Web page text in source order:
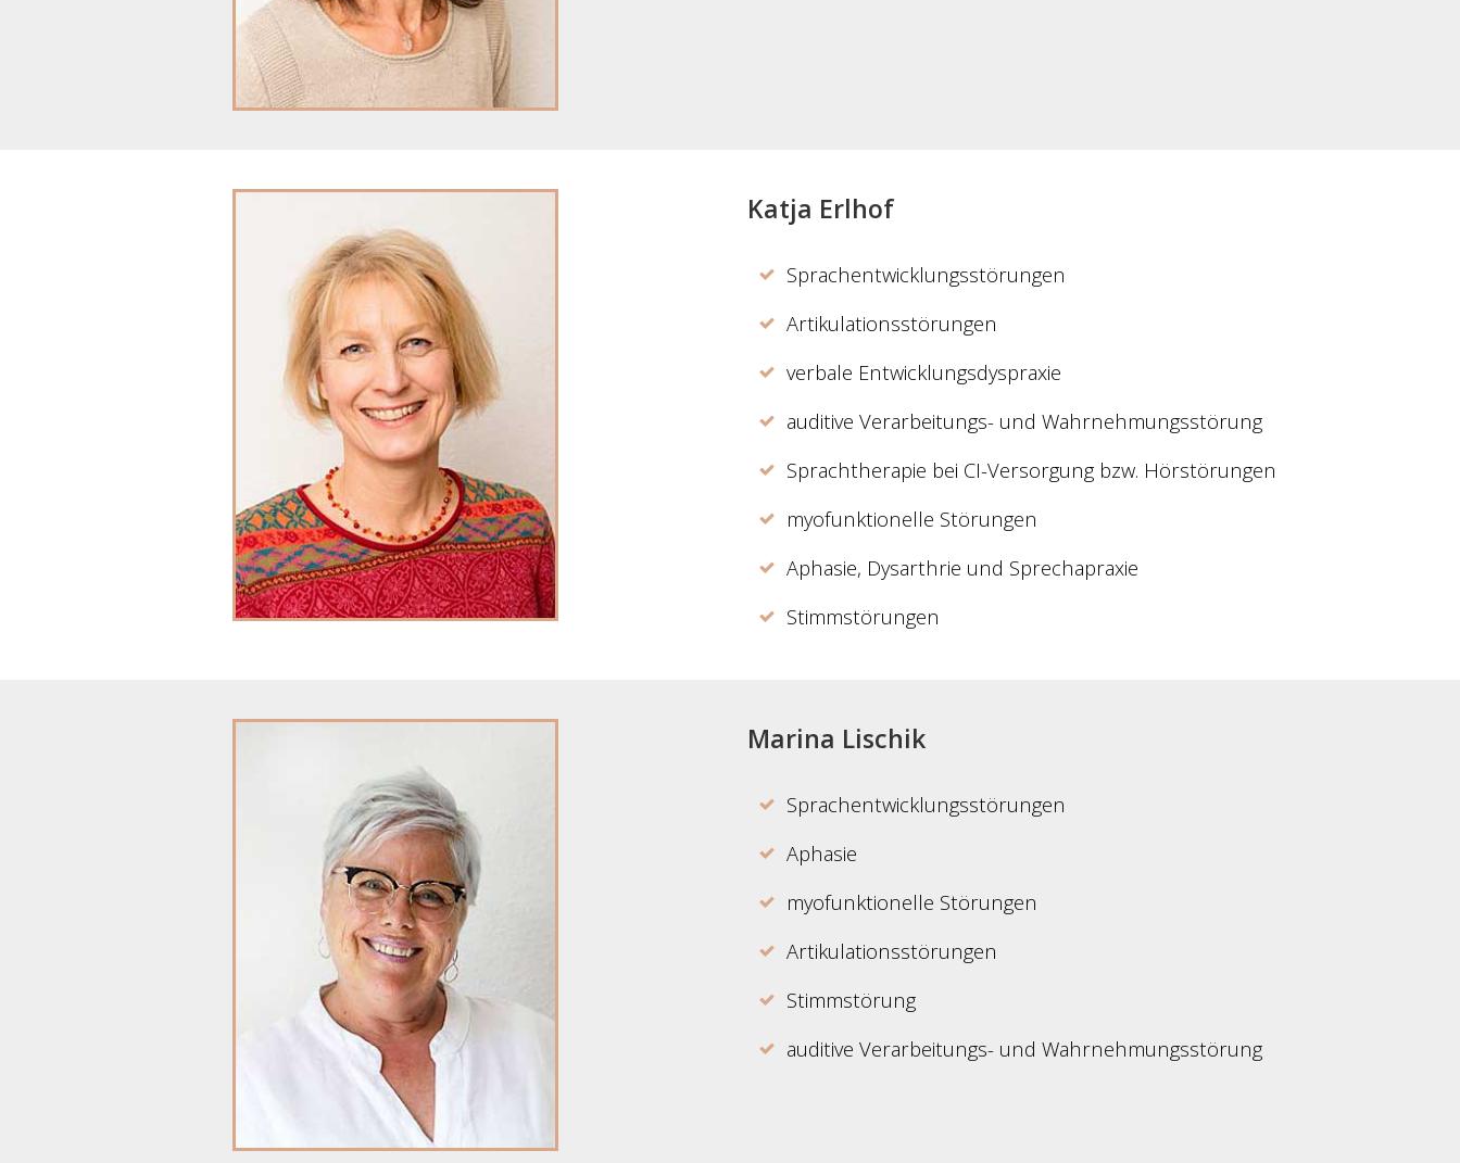
Katja Erlhof
Sprachentwicklungsstörungen
Artikulationsstörungen
verbale Entwicklungsdyspraxie
auditive Verarbeitungs- und Wahrnehmungsstörung
Sprachtherapie bei CI-Versorgung bzw. Hörstörungen
myofunktionelle Störungen
Aphasie, Dysarthrie und Sprechapraxie
Stimmstörungen
Marina Lischik
Sprachentwicklungsstörungen
Aphasie
myofunktionelle Störungen
Artikulationsstörungen
Stimmstörung
auditive Verarbeitungs- und Wahrnehmungsstörung